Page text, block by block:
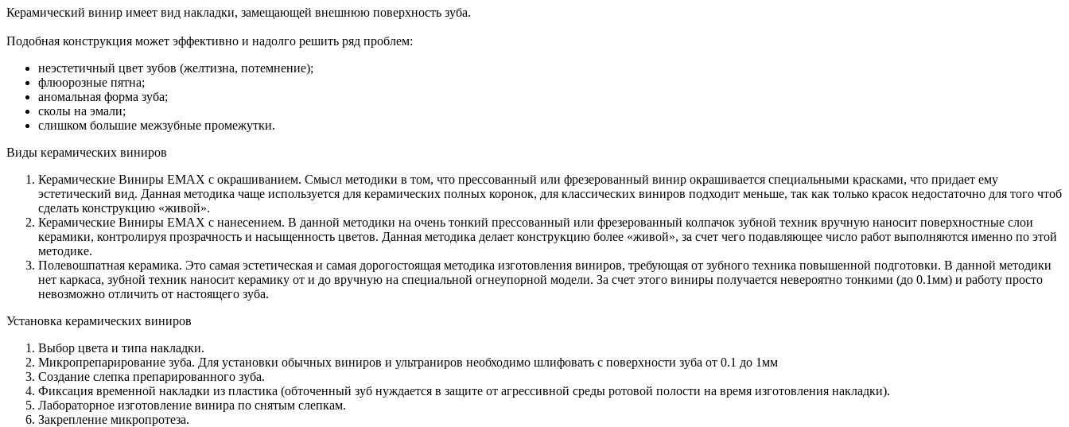
Керамический винир имеет вид накладки, замещающей внешнюю поверхность зуба.
Подобная конструкция может эффективно и надолго решить ряд проблем:
неэстетичный цвет зубов (желтизна, потемнение);
флюорозные пятна;
аномальная форма зуба;
сколы на эмали;
слишком большие межзубные промежутки.
Виды керамических виниров
Керамические Виниры EMAX с окрашиванием. Смысл методики в том, что прессованный или фрезерованный винир окрашивается специальными красками, что придает ему
эстетический вид. Данная методика чаще используется для керамических полных коронок, для классических виниров подходит меньше, так как только красок недостаточно для того чтоб
сделать конструкцию «живой».
Керамические Виниры EMAX с нанесением. В данной методики на очень тонкий прессованный или фрезерованный колпачок зубной техник вручную наносит поверхностные слои
керамики, контролируя прозрачность и насыщенность цветов. Данная методика делает конструкцию более «живой», за счет чего подавляющее число работ выполняются именно по этой
методике.
Полевошпатная керамика. Это самая эстетическая и самая дорогостоящая методика изготовления виниров, требующая от зубного техника повышенной подготовки. В данной методики
нет каркаса, зубной техник наносит керамику от и до вручную на специальной огнеупорной модели. За счет этого виниры получается невероятно тонкими (до 0.1мм) и работу просто
невозможно отличить от настоящего зуба.
Установка керамических виниров
Выбор цвета и типа накладки.
Микропрепарирование зуба. Для установки обычных виниров и ультраниров необходимо шлифовать с поверхности зуба от 0.1 до 1мм
Создание слепка препарированного зуба.
Фиксация временной накладки из пластика (обточенный зуб нуждается в защите от агрессивной среды ротовой полости на время изготовления накладки).
Лабораторное изготовление винира по снятым слепкам.
Закрепление микропротеза.